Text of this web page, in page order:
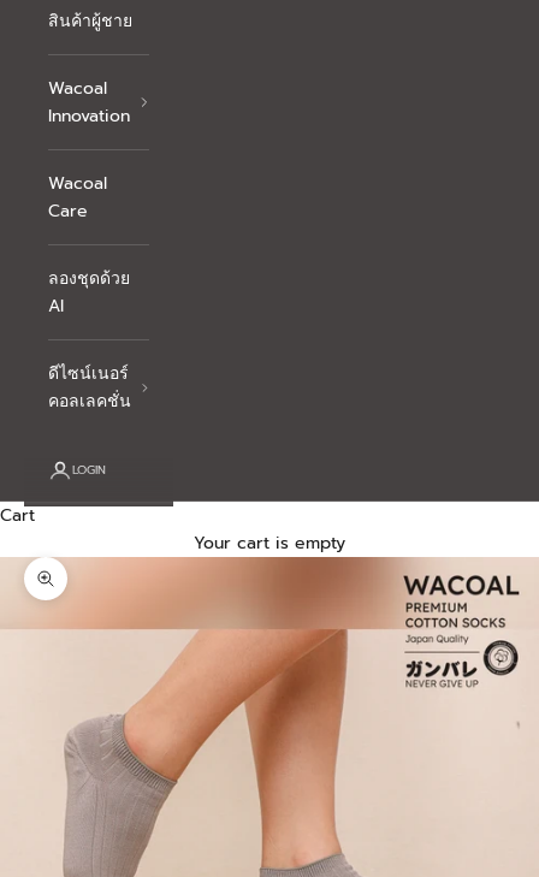
สินค้าผู้ชาย
Wacoal
Innovation
Wacoal
Care
ลองชุดด้วย
AI
ดีไซน์เนอร์
คอลเลคชั่น
LOGIN
Cart
Your cart is empty
Zoom picture